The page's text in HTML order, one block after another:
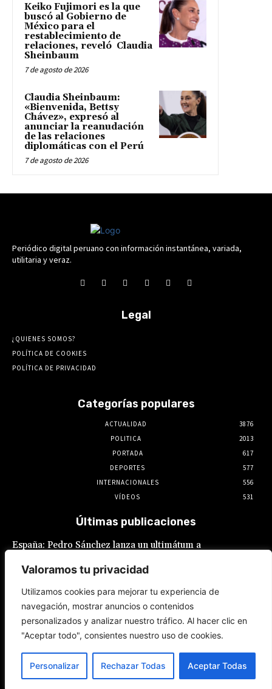
Valoramos tu privacidad
Utilizamos cookies para mejorar tu experiencia de
navegación, mostrar anuncios o contenidos
personalizados y analizar nuestro tráfico. Al hacer clic en
"Aceptar todo", consientes nuestro uso de cookies.
Personalizar Rechazar Todas Aceptar Todas
Keiko Fujimori es la que
buscó al Gobierno de
México para el
restablecimiento de
relaciones, reveló Claudia
Sheinbaum
7 de agosto de 2026
Claudia Sheinbaum:
«Bienvenida, Bettsy
Chávez», expresó al
anunciar la reanudación
de las relaciones
diplomáticas con el Perú
7 de agosto de 2026
Periódico digital peruano con información instantánea, variada,
utilitaria y veraz.
Legal
¿QUIENES SOMOS?
POLÍTICA DE COOKIES
POLÍTICA DE PRIVACIDAD
Categorías populares
ACTUALIDAD
3876
POLITICA
2013
PORTADA
617
DEPORTES
577
INTERNACIONALES
556
VÍDEOS
531
Últimas publicaciones
España: Pedro Sánchez lanza un ultimátum a
8 de agosto de 2026
JNE se lava las manos: adelanta que admitirá
postulaciones de alcaldes y gobernadores
que buscan “reelecciones encubiertas”